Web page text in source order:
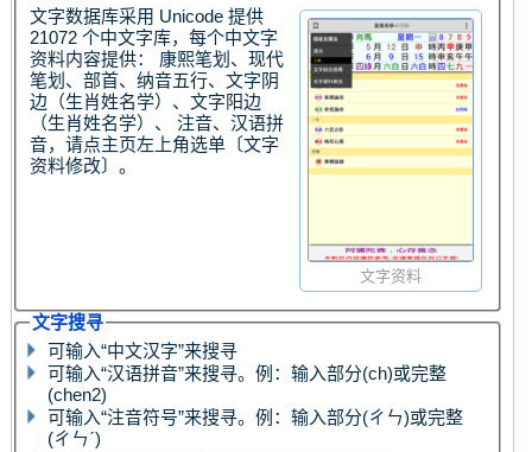
文字资料
文字数据库采用 Unicode 提供
21072 个中文字库，每个中文字
资料内容提供： 康熙笔划、现代
笔划、部首、纳音五行、文字阴
边（生肖姓名学）、文字阳边
（生肖姓名学）、 注音、汉语拼
音，请点主页左上角选单〔文字
资料修改〕。
文字搜寻
可输入“中文汉字”来搜寻
可输入“汉语拼音”来搜寻。例：输入部分(ch)或完整
(chen2)
可输入“注音符号”来搜寻。例：输入部分(ㄔㄣ)或完整
(ㄔㄣˊ)